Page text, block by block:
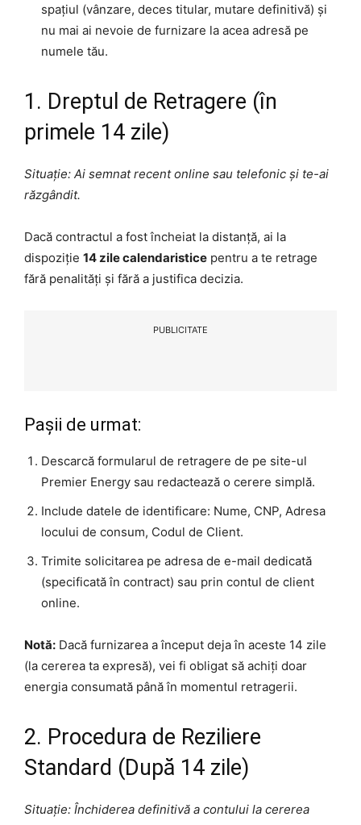
spațiul (vânzare, deces titular, mutare definitivă) și
nu mai ai nevoie de furnizare la acea adresă pe
numele tău.
1. Dreptul de Retragere (în
primele 14 zile)
Situație: Ai semnat recent online sau telefonic și te-ai
răzgândit.
Dacă contractul a fost încheiat la distanță, ai la
dispoziție 14 zile calendaristice pentru a te retrage
fără penalități și fără a justifica decizia.
PUBLICITATE
Pașii de urmat:
Descarcă formularul de retragere de pe site-ul
Premier Energy sau redactează o cerere simplă.
Include datele de identificare: Nume, CNP, Adresa
locului de consum, Codul de Client.
Trimite solicitarea pe adresa de e-mail dedicată
(specificată în contract) sau prin contul de client
online.
Notă: Dacă furnizarea a început deja în aceste 14 zile
(la cererea ta expresă), vei fi obligat să achiți doar
energia consumată până în momentul retragerii.
2. Procedura de Reziliere
Standard (După 14 zile)
Situație: Închiderea definitivă a contului la cererea